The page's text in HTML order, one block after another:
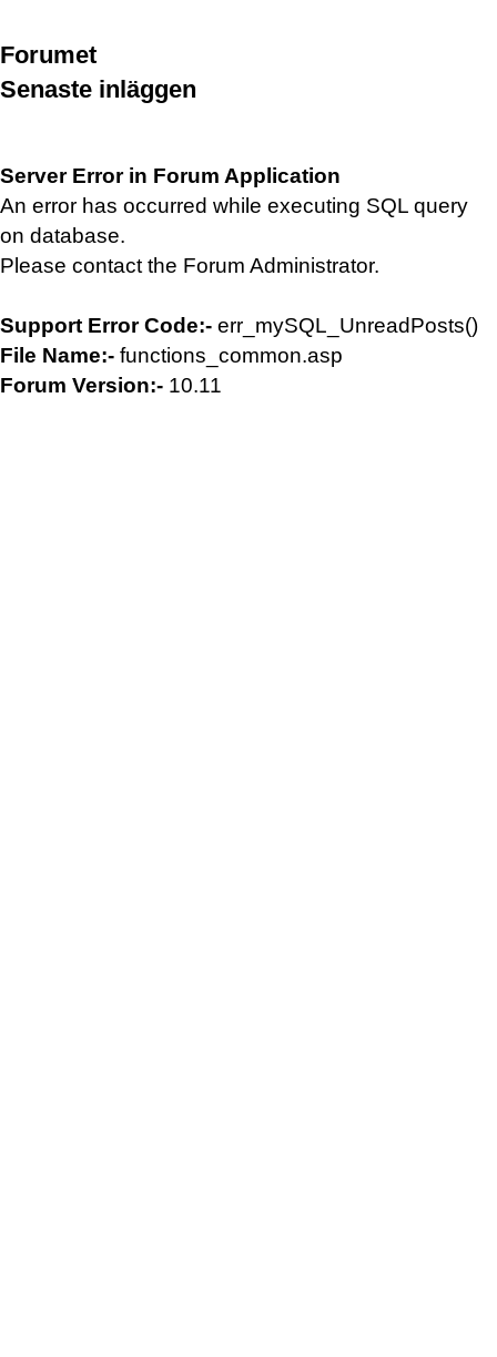
Forumet
Senaste inläggen
Server Error in Forum Application
An error has occurred while executing SQL query
on database.
Please contact the Forum Administrator.
Support Error Code:- err_mySQL_UnreadPosts()
File Name:- functions_common.asp
Forum Version:- 10.11